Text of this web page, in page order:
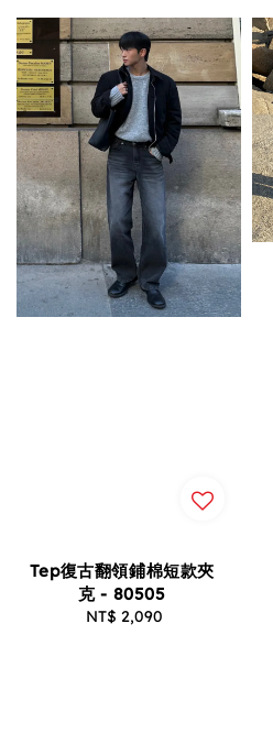
Tep復古翻領鋪棉短款夾
克 - 80505
Regular
NT$ 2,090